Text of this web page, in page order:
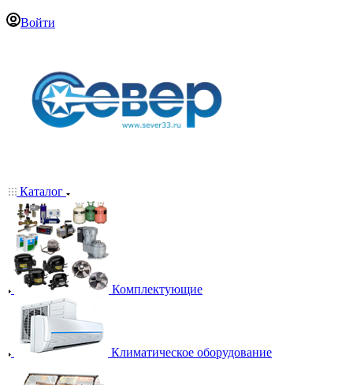
Войти
Каталог
Комплектующие
Климатическое оборудование